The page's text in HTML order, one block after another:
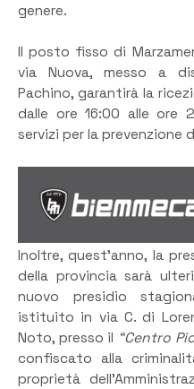
genere.
Il posto fisso di
via Nuova, messo a
Pachino, garantirà la
dalle ore 16:00 alle ore
servizi per la prevenzione
Inoltre, quest’anno, la
della provincia sarà
nuovo presidio
istituito in via C. di
Noto, presso il “Centro
confiscato alla
proprietà